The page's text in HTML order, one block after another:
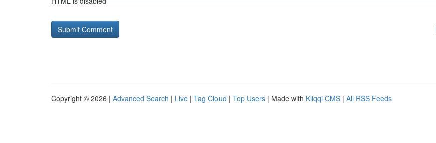
Copyright © 2026 | Advanced Search | Live | Tag Cloud | Top Users | Made with Kliqqi CMS | All RSS Feeds